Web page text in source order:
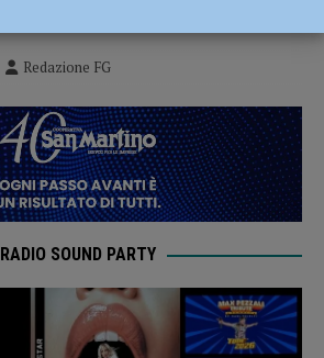
Redazione FG
RADIO SOUND PARTY